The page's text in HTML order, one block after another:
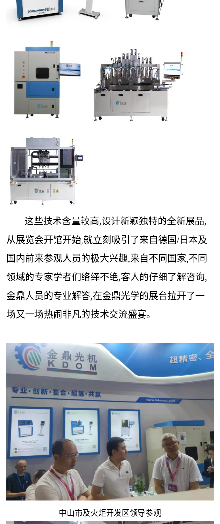
这些技术含量较高,设计新颖独特的全新展品,
从展览会开馆开始,就立刻吸引了来自德国/日本及
国内前来参观人员的极大兴趣,来自不同国家,不同
领域的专家学者们络绎不绝,客人的仔细了解咨询,
金鼎人员的专业解答,在金鼎光学的展台拉开了一
场又一场热闹非凡的技术交流盛宴。
中山市及火炬开发区领导参观